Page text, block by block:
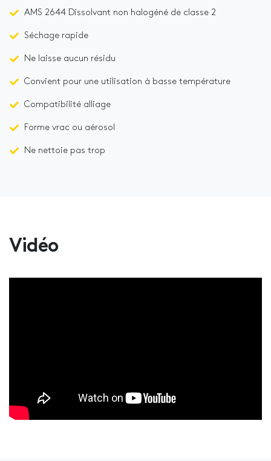
AMS 2644 Dissolvant non halogéné de classe 2
Séchage rapide
Ne laisse aucun résidu
Convient pour une utilisation à basse température
Compatibilité alliage
Forme vrac ou aérosol
Ne nettoie pas trop
Vidéo